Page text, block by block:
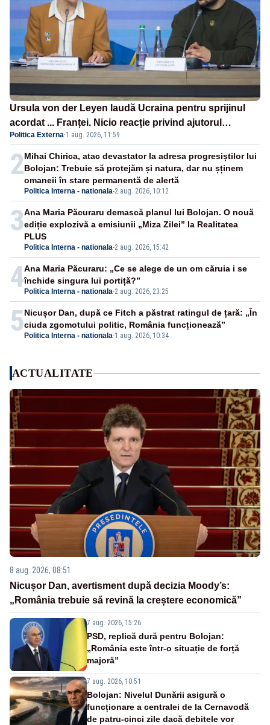
Ursula von der Leyen laudă Ucraina pentru sprijinul
acordat ... Franței. Nicio reacție privind ajutorul
energetic promis României
Politica Externa·1 aug. 2026, 11:59
2
Politica Interna - nationala-2 aug. 2026, 10:12
Mihai Chirica, atac devastator la adresa progresiștilor lui
Bolojan: Trebuie să protejăm și natura, dar nu șținem
omaneii în stare permanentă de alertă
3
Politica Interna - nationala-2 aug. 2026, 15:42
Ana Maria Păcuraru demască planul lui Bolojan. O nouă
ediție explozivă a emisiunii „Miza Zilei” la Realitatea
PLUS
4 Politica Interna - nationala-2 aug. 2026, 23:25
Ana Maria Păcuraru: „Ce se alege de un om căruia i se
închide singura lui portiță?”
5 Politica Interna - nationala-1 aug. 2026, 10:34
Nicușor Dan, după ce Fitch a păstrat ratingul de țară: „În
ciuda zgomotului politic, România funcționează”
ACTUALITATE
8 aug. 2026, 08:51
Nicușor Dan, avertisment după decizia Moody’s:
„România trebuie să revină la creștere economică”
7 aug. 2026, 15:26
PSD, replică dură pentru Bolojan:
„România este într-o situație de forță
majoră”
7 aug. 2026, 10:51
Bolojan: Nivelul Dunării asigură o
funcționare a centralei de la Cernavodă
de patru-cinci zile dacă debitele vor